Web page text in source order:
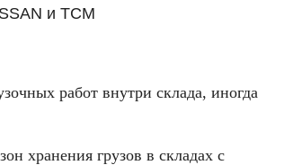
и TCM
работ внутри склада, иногда
хранения грузов в складах с